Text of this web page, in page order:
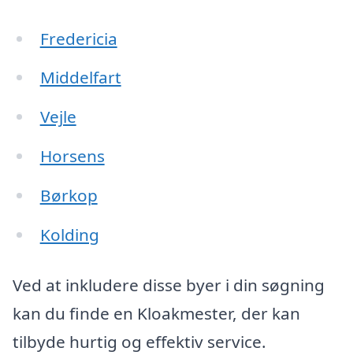
Fredericia
Middelfart
Vejle
Horsens
Børkop
Kolding
Ved at inkludere disse byer i din søgning
kan du finde en Kloakmester, der kan
tilbyde hurtig og effektiv service.